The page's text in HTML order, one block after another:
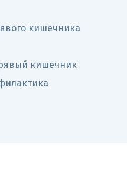
кишечника
кишечник